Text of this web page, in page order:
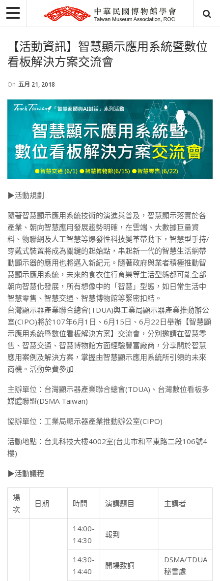
【活動資訊】智慧顯示應用系統暨數位
看板解決方案交流會
On 五月 21, 2018
▶活動規劃
隨著智慧顯示應用系統技術的演進與普及，智慧顯示落實於各
產業、朝向智慧應用發展趨勢明確，在雲端、大數據巨量資
料、物聯網及人工智慧等爆發性科技變革帶動下，智慧型手持/
穿戴式裝置將成為關鍵的起始點，串起新一代的智慧生活網帶
動顯示器的應用也將邁入新紀元。隨著政府與業者積極推動智
慧顯示應用系統，未來的食衣住行育樂等生活型態都可能全部
朝向智慧化發展，所有想像中的「智慧」型態，如日常生活中
智慧零售、智慧交通、智慧博物館等緊密扣結。
台灣顯示器產業聯合總會(TDUA)與工業局顯示器產業推動辦公
室(CIPO)將於107年6月1日、6月15日、6月22日舉辦【智慧顯
示應用系統暨數位看板解決方案】交流會，分別邀請在智慧零
售、智慧交通、智慧博物館方面經驗豐富廠商，分享關於智慧
應用案例及解決方案，掌握由智慧顯示應用系統所引領的未來
商機。活動免費參加
主辦單位：台灣顯示器產業聯合總會(TDUA)、台灣數位看板多
媒體聯盟(DSMA Taiwan)
協辦單位：工業局顯示器產業推動辦公室(CIPO)
活動地點：台北科技大樓4002室(台北市和平東路二段106號4
樓)
▶活動議程
場
次
日期 時間 演講題目 主講者
14:00-
14:30
報到
14:30-
14:40
開場致詞
DSMA/TDUA
秘書處